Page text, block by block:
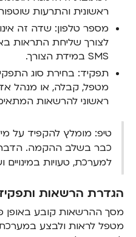
ראשונית והתרעות
מספר טלפון: שדה זה
לצורך שליחת התראות
SMS במידת הצורך.
תפקיד: בחירת סוג
מטפל, קבלה, או מנהל
ראשוני להרשאות
טיפ: מומלץ להקפיד על
כבר בשלב ההקמה. הדבר
למערכת, טעויות
הגדרת הרשאות
מסך ההרשאות קובע באופן
מטפל לראות ולבצע